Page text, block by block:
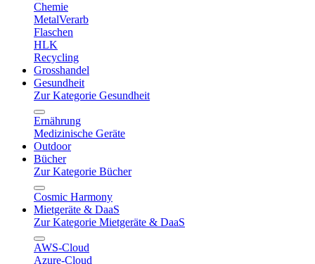
Chemie
MetalVerarb
Flaschen
HLK
Recycling
Grosshandel
Gesundheit
Zur Kategorie Gesundheit
Ernährung
Medizinische Geräte
Outdoor
Bücher
Zur Kategorie Bücher
Cosmic Harmony
Mietgeräte & DaaS
Zur Kategorie Mietgeräte & DaaS
AWS-Cloud
Azure-Cloud